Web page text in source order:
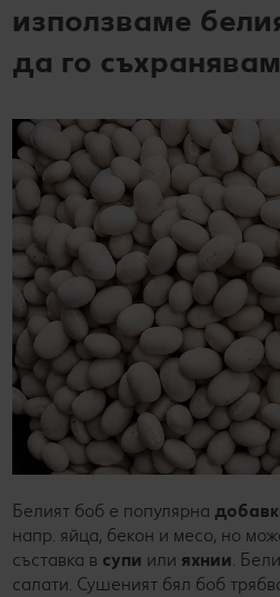
използваме
да го
Белият боб е популярна
напр. яйца, бекон и месо, но
съставка в супи или яхнии.
салати. Сушеният бял боб